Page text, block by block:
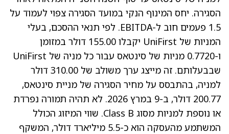
הסגירה. יחס המינוף הנקי במועד הסגירה צפוי לעמוד על
1.5 פעמים חוב ל-EBITDA. לפי תנאי ההסכם, בעלי
המניות של UniFirst יקבלו 155.00 דולר במזומן
ו-0.7720 מניות של סינטאס עבור כל מניה של UniFirst
שבבעלותם. זה מייצג ערך משולב של 310.00 דולר
למניה, בהתבסס על מחיר הסגירה של מניית סינטאס,
200.77 דולר, ב-9 במרץ 2026. לא תהיה תמורה נפרדת
או נוספת למניות מסוג Class B. שווי המיזוג הכולל
המשתמע מהעסקה הוא כ-5.5 מיליארד דולר, המשקף